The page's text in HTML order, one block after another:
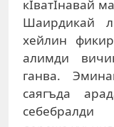
кIватIнавай
Шаирдикай
хейлин
алимди
ганва.
саягъда